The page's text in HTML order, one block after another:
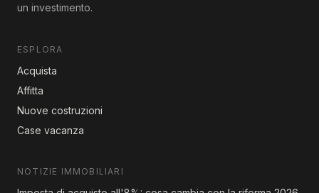
un investimento.
ESPLORA
Acquista
Affitta
Nuove costruzioni
Case vacanza
NOTIZIE IMMOBILIARI